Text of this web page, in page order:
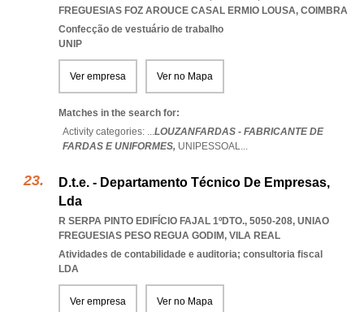
FREGUESIAS FOZ AROUCE CASAL ERMIO LOUSA, COIMBRA
Confecção de vestuário de trabalho
UNIP
Ver empresa Ver no Mapa
Matches in the search for:
Activity categories: ...LOUZANFARDAS - FABRICANTE DE
FARDAS E UNIFORMES, UNIPESSOAL...
D.t.e. - Departamento Técnico De Empresas,
Lda
R SERPA PINTO EDIFÍCIO FAJAL 1ºDTO., 5050-208, UNIAO
FREGUESIAS PESO REGUA GODIM, VILA REAL
Atividades de contabilidade e auditoria; consultoria fiscal
LDA
Ver empresa Ver no Mapa